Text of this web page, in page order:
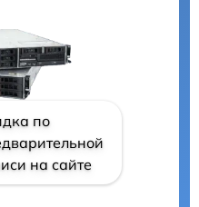
по
на сайте